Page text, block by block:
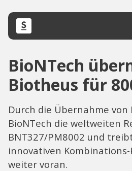
BioNTech
Biotheus für
Durch die Übernahme
BioNTech die weltweiten
BNT327/PM8002 und
innovativen
weiter voran.